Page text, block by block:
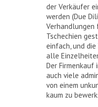
der Verkäufer
werden (Due
Verhandlungen
Tschechien
einfach, und
alle
Der
auch viele
von einem
kaum zu